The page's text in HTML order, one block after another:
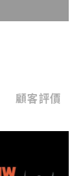
顧客評價